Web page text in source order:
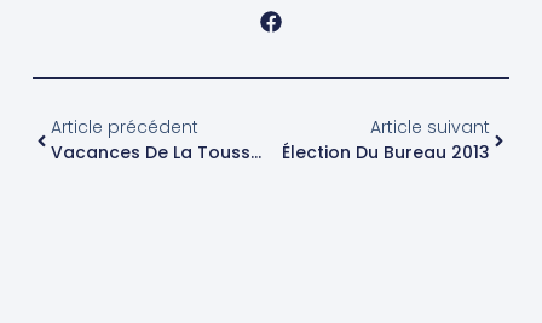
Article précédent
Vacances De La Toussaint : Séances De Planche, Optimist Et Char
Article suivant
Élection Du Bureau 2013